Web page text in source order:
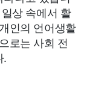
상 속에서 활
인의 언어생활
로는 사회 전
.